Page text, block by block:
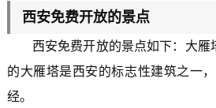
西安免费开放的景点
西安免费开放的景点如下：大
的大雁塔是西安的标志性建筑之一
经。